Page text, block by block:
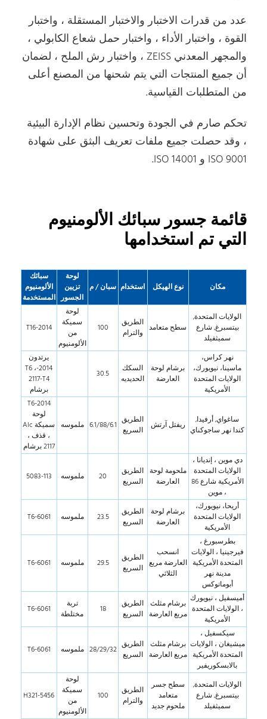
عدد من قدرات الاختبار والاختبار المستقلة ، واختبار
القوة ، واختبار الأداء ، واختبار حمل شعاع الكابولي ،
والمجهر المعدني ZEISS ، واختبار رش الملح ، لضمان
أن جميع المنتجات التي يتم شحنها من المصنع أعلى
من المتطلبات القياسية.
تحكم صارم في الجودة وتحسين نظام الإدارة البيئية
، وقد حصلت جميع ملفات تعريف البثق على شهادة
ISO 9001 و ISO 14001.
قائمة جسور سبائك الألومنيوم
التي تم استخدامها
مكان نوع الهيكل استخدام سبان / م
لوحة
تزيين
الجسور
سبائك
الألومنيوم
المستخدمة
الولايات المتحدة,
بيتسبرغ, شارع
سميثفيلد
سطح متعامد الطريق
والترام
100
لوحة
سميكة
من
الألومنيوم
2014-T16
نهر كراس،
ماسينا، نيويورك،
الولايات المتحدة
الأمريكية
برشام لوحة
العارضة
السكك
الحديديه
30.5
يرتدون
2014-T6 ،
2117-T4
برشام
ساغواي, أرفيدا,
كندا نهر ساجوكناي ريفتل آرتش الطريق
السريع 6.1/88/6.1 ملموسه
2014-T6
لوحة
سميكة Alc
، قذف ،
2117 برشام
دي موين ، إنديانا ،
الولايات المتحدة
الأمريكية شارع 86
، موين
ملحومة لوحة
العارضة
الطريق
السريع
20 ملموسه 5083-113
أريحا، نيويورك،
الولايات المتحدة
الأمريكية
برشام لوحة
العارضة
الطريق
السريع
23.5 ملموسه 6061-T6
بطرسبورغ ،
فيرجينيا ، الولايات
المتحدة الأمريكية
مدينة نهر
أبوماتوكس
انسحب
العارضة مربع
الثلاثي
الطريق
السريع
29.5 ملموسه 6061-T6
أميسفيل ، نيويورك
، الولايات المتحدة
الأمريكية
برشام مثلث
مربع العارضة
الطريق
السريع
18
تربة
مختلطة
6061-T6
سيكسفيل ،
ميشيغان ، الولايات
المتحدة الأمريكية
بالابسكوريفير
برشام مثلث
مربع العارضة
الطريق
السريع 28/29/32 ملموسه 6061-T6
الولايات المتحدة,
بيتسبرغ, شارع
سميثفيلد
سطح جسر
متعامد
ملحوم جديد
الطريق
والترام
100
لوحة
سميكة
من
الألومنيوم
5456-H321